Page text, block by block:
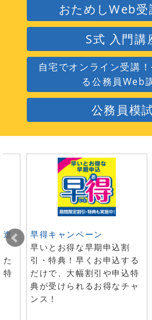
おためしWeb受
S式 入門講
自宅でオンライン受講
る公務員Web
公務員模
進
特
早得キャンペーン
早いとお得な早期申込割
引・特典！早くお申込する
だけで、大幅割引や申込特
典が受けられるお得なチャ
ンス！